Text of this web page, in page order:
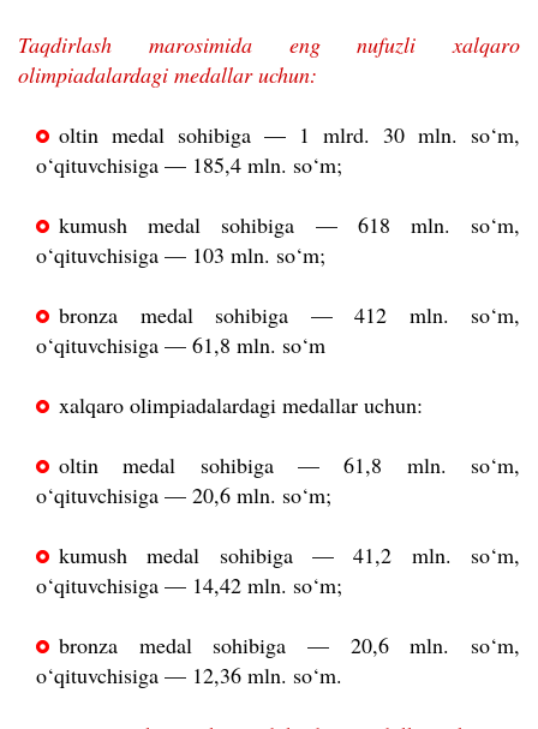
Taqdirlash marosimida eng nufuzli xalqaro
olimpiadalardagi medallar uchun:
oltin medal sohibiga — 1 mlrd. 30 mln. so‘m,
o‘qituvchisiga — 185,4 mln. so‘m;
kumush medal sohibiga — 618 mln. so‘m,
o‘qituvchisiga — 103 mln. so‘m;
bronza medal sohibiga — 412 mln. so‘m,
o‘qituvchisiga — 61,8 mln. so‘m
xalqaro olimpiadalardagi medallar uchun:
oltin medal sohibiga — 61,8 mln. so‘m,
o‘qituvchisiga — 20,6 mln. so‘m;
kumush medal sohibiga — 41,2 mln. so‘m,
o‘qituvchisiga — 14,42 mln. so‘m;
bronza medal sohibiga — 20,6 mln. so‘m,
o‘qituvchisiga — 12,36 mln. so‘m.